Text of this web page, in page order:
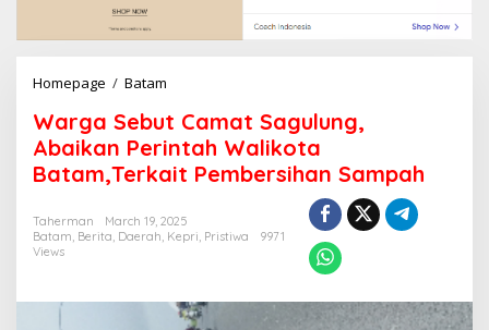
Homepage / Batam
r
g
a
S
b
u
a
m
Warga Sebut Camat Sagulung,
Abaikan Perintah Walikota
Batam,Terkait Pembersihan Sampah
Taherman
March 19, 2025
Batam, Berita, Daerah, Kepri, Pristiwa
9971
Views